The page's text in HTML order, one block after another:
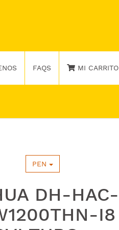
FAQS MI CARRITO
PEN
DH-HAC-
I8